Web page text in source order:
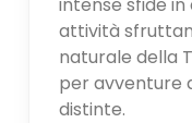
attività
naturale della
per avventure
distinte.